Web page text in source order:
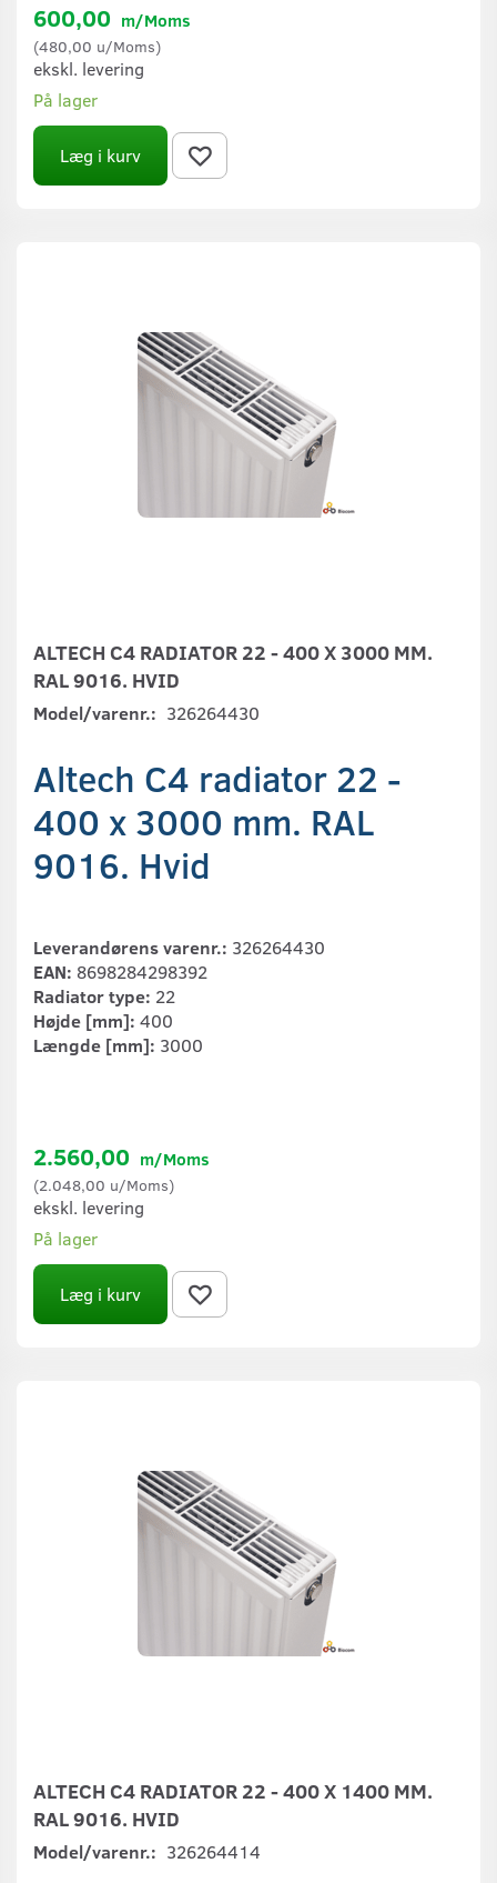
600,00 m/Moms
(480,00 u/Moms)
ekskl. levering
På lager
Læg i kurv
ALTECH C4 RADIATOR 22 - 400 X 3000 MM.
RAL 9016. HVID
Model/varenr.: 326264430
Altech C4 radiator 22 -
400 x 3000 mm. RAL
9016. Hvid
Leverandørens varenr.: 326264430
EAN: 8698284298392
Radiator type: 22
Højde [mm]: 400
Længde [mm]: 3000
2.560,00 m/Moms
(2.048,00 u/Moms)
ekskl. levering
På lager
Læg i kurv
ALTECH C4 RADIATOR 22 - 400 X 1400 MM.
RAL 9016. HVID
Model/varenr.: 326264414